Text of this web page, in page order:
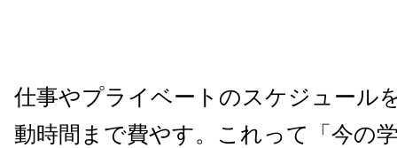
仕事やプライベートのスケジュール
動時間まで費やす。これって「今の